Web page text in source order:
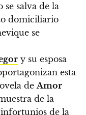
se salva de la
domiciliario
se
y su esposa
esta
deAmor
de la
de la